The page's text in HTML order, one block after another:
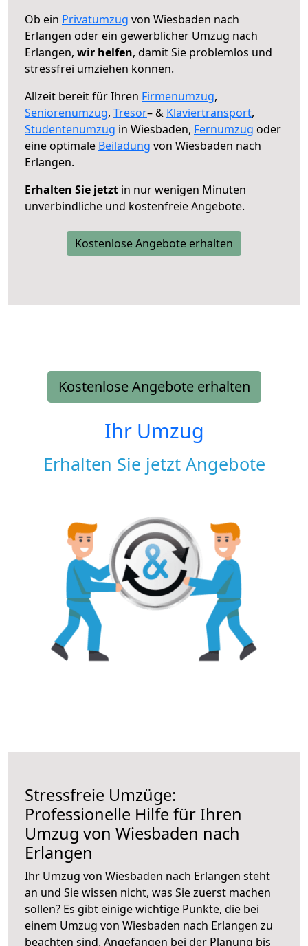
Ob ein Privatumzug von Wiesbaden nach
Erlangen oder ein gewerblicher Umzug nach
Erlangen, wir helfen, damit Sie problemlos und
stressfrei umziehen können.
Allzeit bereit für Ihren Firmenumzug,
Seniorenumzug, Tresor– & Klaviertransport,
Studentenumzug in Wiesbaden, Fernumzug oder
eine optimale Beiladung von Wiesbaden nach
Erlangen.
Erhalten Sie jetzt in nur wenigen Minuten
unverbindliche und kostenfreie Angebote.
Kostenlose Angebote erhalten
Kostenlose Angebote erhalten
Ihr Umzug
Erhalten Sie jetzt Angebote
Stressfreie Umzüge:
Professionelle Hilfe für Ihren
Umzug von Wiesbaden nach
Erlangen
Ihr Umzug von Wiesbaden nach Erlangen steht
an und Sie wissen nicht, was Sie zuerst machen
sollen? Es gibt einige wichtige Punkte, die bei
einem Umzug von Wiesbaden nach Erlangen zu
beachten sind. Angefangen bei der Planung bis